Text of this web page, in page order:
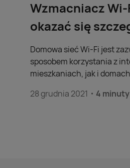
Wzmacniacz
okazać się
Domowa sieć Wi-Fi jest
sposobem korzystania z
mieszkaniach, jak i
28 grudnia 2021
4